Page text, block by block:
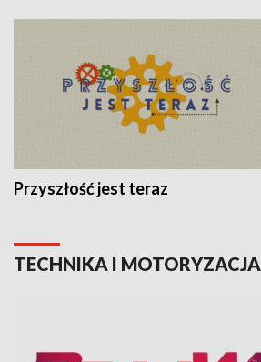
Przyszłość jest teraz
TECHNIKA I MOTORYZACJA